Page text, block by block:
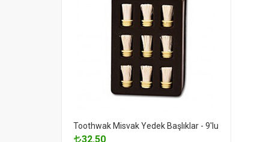
Toothwak Misvak Yedek Başlıklar - 9'lu
32.50